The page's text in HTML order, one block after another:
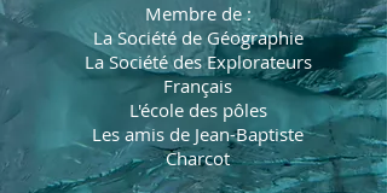
Membre de :
La Société de Géographie
La Société des Explorateurs
Français
L'école des pôles
Les amis de Jean-Baptiste
Charcot